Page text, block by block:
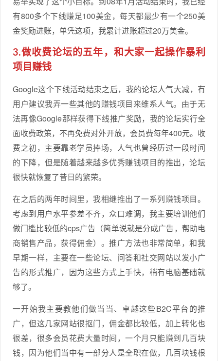
有800多个下线赚足100美金，每天都最少有一个250美
金奖励进账，单凭这项，我累计进账超过20万美金。
3.做收费论坛的五年，和大家一起操作暴利
项目赚钱
Google这个下线活动结束之后，我的论坛人气大减，有
用户建议我弄一些其他的赚钱项目来维系人气。由于无
法再像Google那样获得下线推广奖励，我的论坛实行全
面收费政策，不再免费对外开放，会员费每年400元。收
费之初，主要靠老学员捧场，人气也曾经历过一段时间
的下降，但是随着越来越多优秀赚钱项目的推出，论坛
很快就恢复了昔日的繁荣。
在之后的两年时间里，我相继推出了一系列赚钱项目。
考虑到用户水平参差不齐，众口难调，我主要培训他们
做门槛比较低的cps广告（简单说就是分成广告，帮助电
商销售产品，获得佣金）。推广方法也非常简单，和我
早期一样，主要在一些论坛、问答和社交网站以发小广
告的形式推广，因为这些方式上手快，稍有电脑基础就
够了。
一开始我主要教他们做当当、卓越这些B2C平台的推
广，但这几家网站很抠门，佣金都比较低，加上转化也
很差，很多会员花费大量时间，一个月只能赚到几百块
钱，因为他们当中有一部分人是全职在做，几百块钱根